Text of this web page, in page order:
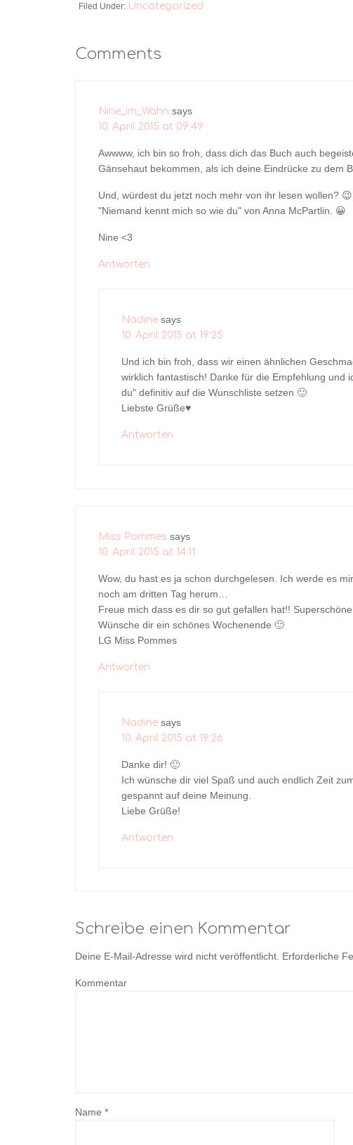
Filed Under: Uncategorized
Comments
Nine_im_Wahn says
10. April 2015 at 09:49
Awwww, ich bin so froh, dass dich das Buch auch
Gänsehaut bekommen, als ich deine Eindrücke zu dem
Und, würdest du jetzt noch mehr von ihr lesen wollen?
"Niemand kennt mich so wie du" von Anna McPartlin. 😀
Nine <3
Antworten
Nadine says
10. April 2015 at 19:25
Und ich bin froh, dass wir einen ähnlichen
wirklich fantastisch! Danke für die Empfehlung und
du" definitiv auf die Wunschliste setzen 🙂
Liebste Grüße♥
Antworten
Miss Pommes says
10. April 2015 at 14:11
Wow, du hast es ja schon durchgelesen. Ich werde es
noch am dritten Tag herum…
Freue mich dass es dir so gut gefallen hat!!
Wünsche dir ein schönes Wochenende 🙂
LG Miss Pommes
Antworten
Nadine says
10. April 2015 at 19:26
Danke dir! 🙂
Ich wünsche dir viel Spaß und auch endlich Zeit
gespannt auf deine Meinung.
Liebe Grüße!
Antworten
Schreibe einen Kommentar
Deine E-Mail-Adresse wird nicht veröffentlicht. Erforderliche
Kommentar
Name *